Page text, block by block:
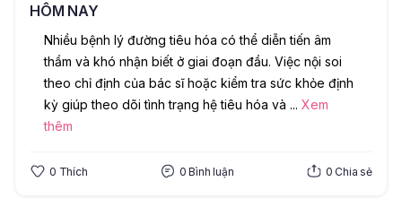
HÔM NAY
Nhiều bệnh lý đường tiêu hóa có thể diễn tiến âm
thầm và khó nhận biết ở giai đoạn đầu. Việc nội soi
theo chỉ định của bác sĩ hoặc kiểm tra sức khỏe định
kỳ giúp theo dõi tình trạng hệ tiêu hóa và ... Xem
thêm
0 Thích 0 Bình luận 0 Chia sẻ